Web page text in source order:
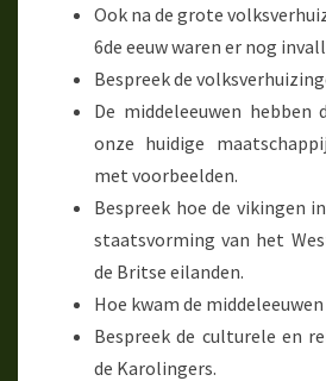
Ook na de grote
6de eeuw waren er nog
Bespreek de
De middeleeuwen hebben
onze huidige
met voorbeelden.
Bespreek hoe de vikingen
staatsvorming van het
de Britse eilanden.
Hoe kwam de
Bespreek de culturele en
de Karolingers.